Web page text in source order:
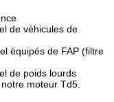
de véhicules de
équipés de FAP (filtre
de poids lourds
moteur Td5.